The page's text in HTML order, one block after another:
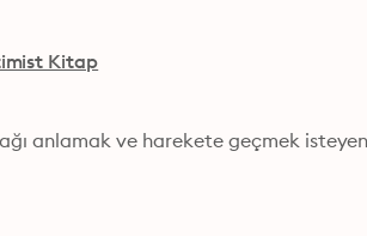
Kitap
anlamak ve harekete geçmek